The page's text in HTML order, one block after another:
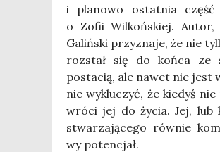
i pla­no­wo ostat­nia część
o Zofii Wil­koń­skiej. Autor,
Galiń­ski przy­zna­je, że nie
roz­stał się do koń­ca ze
posta­cią, ale nawet nie jest
nie wyklu­czyć, że kie­dyś
wró­ci jej do życia. Jej, lub
stwa­rza­ją­ce­go rów­nie
wy poten­cjał.